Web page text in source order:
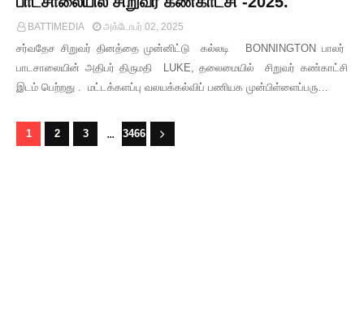
BATTIMEDIA அக்டோபர் 02, 2025
சர்வதேச சிறுவர் தினத்தை முன்னிட்டு கல்லடி BONNINGTON பாலர்
பாடசாலையின் அதிபர் திருமதி LUKE, தலைமையில் சிறுவர் கண்காட்சி
இடம் பெற்றது . மட்டக்களப்பு வலயக்கல்விப் பணியக முன்பிள்ளைப்பரு…
1 2 3 ... 3466